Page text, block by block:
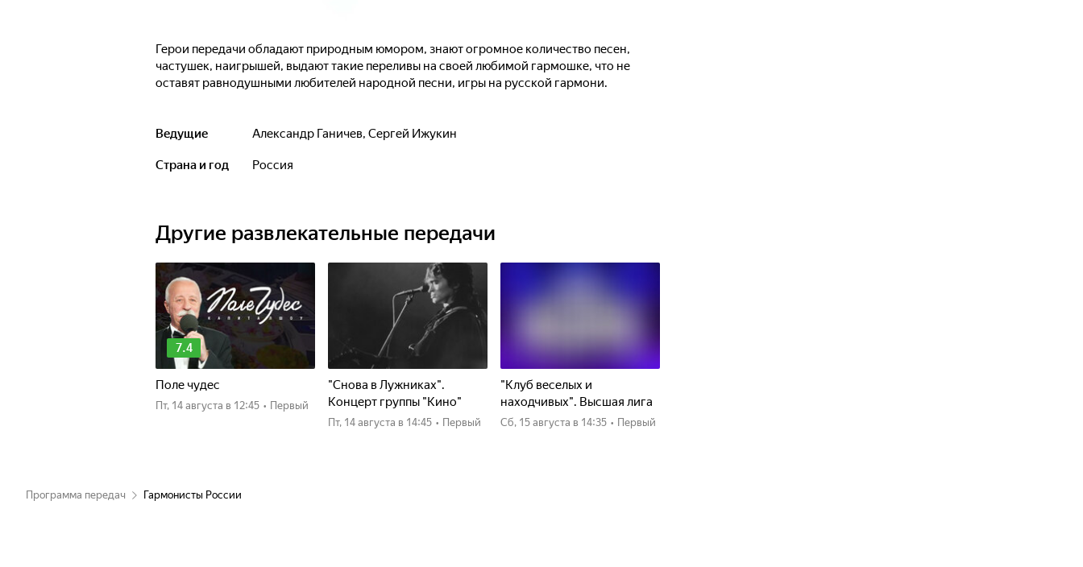
Герои передачи обладают природным юмором, знают огромное количество песен,
частушек, наигрышей, выдают такие переливы на своей любимой гармошке, что не
оставят равнодушными любителей народной песни, игры на русской гармони.
Ведущие Александр Ганичев, Сергей Ижукин
Страна и год Россия
Другие развлекательные передачи
7.4
Поле чудес
пт, 14 августа в 12:45 • Первый
"Снова в Лужниках".
Концерт группы "Кино"
пт, 14 августа в 14:45 • Первый
"Клуб веселых и
находчивых". Высшая лига
сб, 15 августа в 14:35 • Первый
Программа передач Гармонисты России